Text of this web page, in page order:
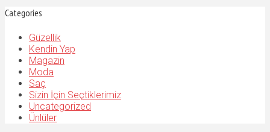
Categories
Güzellik
Kendin Yap
Magazin
Moda
Saç
Sizin İçin Seçtiklerimiz
Uncategorized
Ünlüler